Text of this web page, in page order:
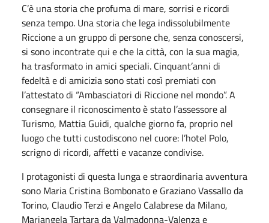
C’è una storia che profuma di mare, sorrisi e ricordi
senza tempo. Una storia che lega indissolubilmente
Riccione a un gruppo di persone che, senza conoscersi,
si sono incontrate qui e che la città, con la sua magia,
ha trasformato in amici speciali. Cinquant’anni di
fedeltà e di amicizia sono stati così premiati con
l’attestato di “Ambasciatori di Riccione nel mondo”. A
consegnare il riconoscimento è stato l’assessore al
Turismo, Mattia Guidi, qualche giorno fa, proprio nel
luogo che tutti custodiscono nel cuore: l’hotel Polo,
scrigno di ricordi, affetti e vacanze condivise.
I protagonisti di questa lunga e straordinaria avventura
sono Maria Cristina Bombonato e Graziano Vassallo da
Torino, Claudio Terzi e Angelo Calabrese da Milano,
Mariangela Tartara da Valmadonna-Valenza e